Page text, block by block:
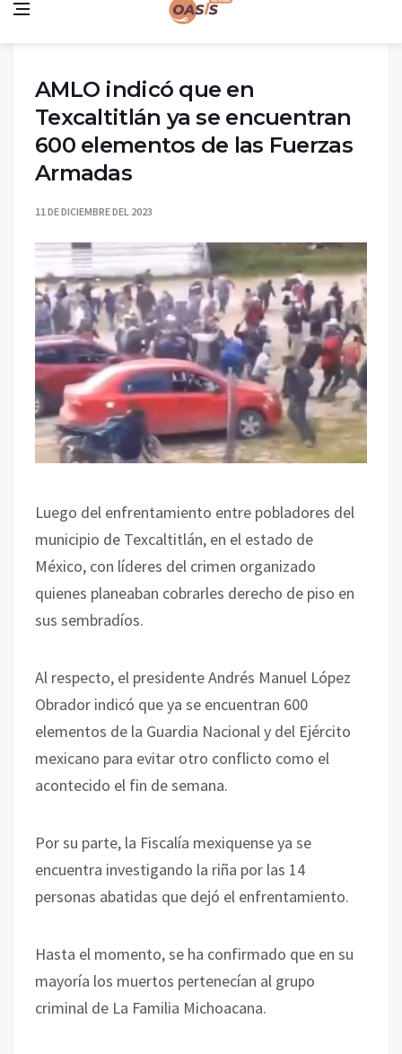
AMLO indicó que en
Texcaltitlán ya se encuentran
600 elementos de las Fuerzas
Armadas
11 DE DICIEMBRE DEL 2023
Luego del enfrentamiento entre pobladores del
municipio de Texcaltitlán, en el estado de
México, con líderes del crimen organizado
quienes planeaban cobrarles derecho de piso en
sus sembradíos.
Al respecto, el presidente Andrés Manuel López
Obrador indicó que ya se encuentran 600
elementos de la Guardia Nacional y del Ejército
mexicano para evitar otro conflicto como el
acontecido el fin de semana.
Por su parte, la Fiscalía mexiquense ya se
encuentra investigando la riña por las 14
personas abatidas que dejó el enfrentamiento.
Hasta el momento, se ha confirmado que en su
mayoría los muertos pertenecían al grupo
criminal de La Familia Michoacana.